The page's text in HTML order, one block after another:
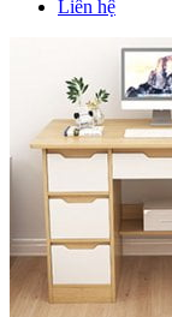
Liên hệ